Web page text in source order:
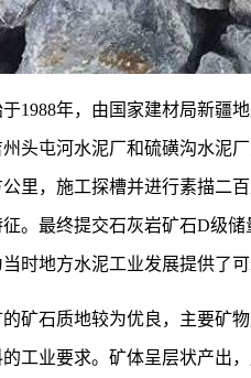
1988年，由国家建材局新疆
头屯河水泥厂和硫磺沟水泥
里，施工探槽并进行素描二
。最终提交石灰岩矿石D级
时地方水泥工业发展提供了可
矿石质地较为优良，主要矿
工业要求。矿体呈层状产出